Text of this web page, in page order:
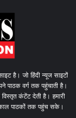
है। जो हिंदी न्यूज साइटों
पाठक वर्ग तक पहुंचाती है।
कंटेंट देती है। हमारी
पाठकों तक पहुंच सके।